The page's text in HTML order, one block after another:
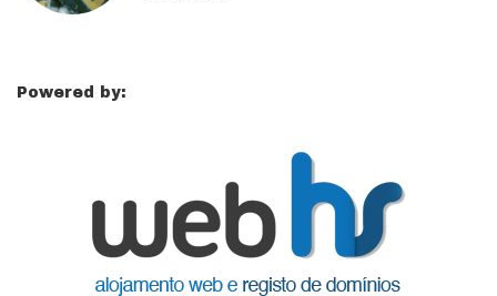
Powered by: